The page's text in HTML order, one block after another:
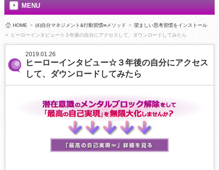
MENU
HOME > (4)自分マネジメント&行動習慣∞メソッド > 望ましい思考習慣をインストール
>
ヒーローインタビュー☆３年後の自分にアクセスして、ダウンロードしてみたら
2019.01.26
ヒーローインタビュー☆３年後の自分にアクセス
して、ダウンロードしてみたら